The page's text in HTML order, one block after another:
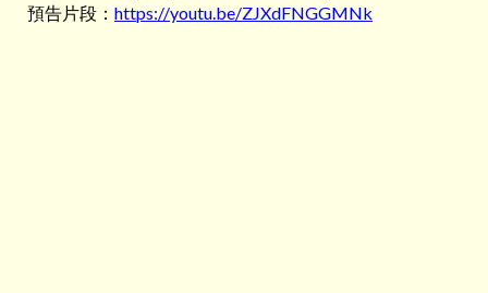
預告片段： https://youtu.be/ZJXdFNGGMNk